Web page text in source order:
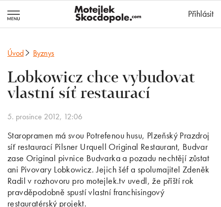
Přihlásit
Úvod Byznys
Lobkowicz chce vybudovat
vlastní síť restaurací
5. prosince 2012, 12:06
Staropramen má svou Potrefenou husu, Plzeňský Prazdroj
síť restaurací Pilsner Urquell Original Restaurant, Budvar
zase Original pivnice Budvarka a pozadu nechtějí zůstat
ani Pivovary Lobkowicz. Jejich šéf a spolumajitel Zdeněk
Radil v rozhovoru pro motejlek.tv uvedl, že příští rok
pravděpodobně spustí vlastní franchisingový
restauratérský projekt.